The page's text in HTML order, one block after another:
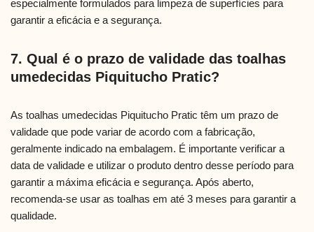
especialmente formulados para limpeza de superfícies para
garantir a eficácia e a segurança.
7. Qual é o prazo de validade das toalhas
umedecidas Piquitucho Pratic?
As toalhas umedecidas Piquitucho Pratic têm um prazo de
validade que pode variar de acordo com a fabricação,
geralmente indicado na embalagem. É importante verificar a
data de validade e utilizar o produto dentro desse período para
garantir a máxima eficácia e segurança. Após aberto,
recomenda-se usar as toalhas em até 3 meses para garantir a
qualidade.